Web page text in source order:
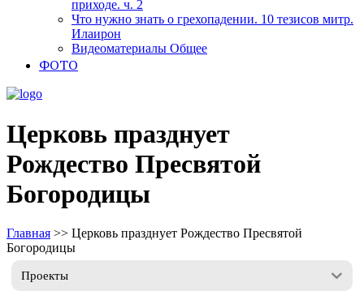
приходе. ч. 2
Что нужно знать о грехопадении. 10 тезисов митр.
Илаирон
Видеоматериалы Общее
ФОТО
Церковь празднует
Рождество Пресвятой
Богородицы
Главная >> Церковь празднует Рождество Пресвятой
Богородицы
Проекты